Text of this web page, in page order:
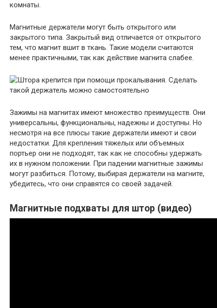
комнаты.
Магнитные держатели могут быть открытого или
закрытого типа. Закрытый вид отличается от открытого
тем, что магнит вшит в ткань. Такие модели считаются
менее практичными, так как действие магнита слабее.
Зажимы на магнитах имеют множество преимуществ. Они
универсальны, функциональны, надежны и доступны. Но
несмотря на все плюсы такие держатели имеют и свои
недостатки. Для крепления тяжелых или объемных
портьер они не подходят, так как не способны удержать
их в нужном положении. При падении магнитные зажимы
могут разбиться. Потому, выбирая держатели на магните,
убедитесь, что они справятся со своей задачей.
Магнитные подхваты для штор (видео)